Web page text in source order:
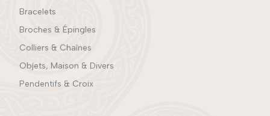
Bracelets
Broches & Épingles
Colliers & Chaînes
Objets, Maison & Divers
Pendentifs & Croix